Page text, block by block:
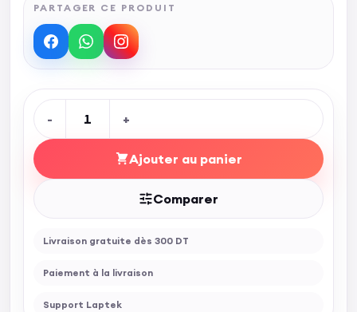
PARTAGER CE PRODUIT
- 1 +
Ajouter au panier
Comparer
Livraison gratuite dès 300 DT
Paiement à la livraison
Support Laptek